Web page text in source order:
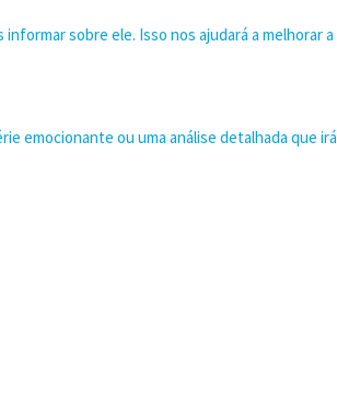
sobre ele. Isso nos ajudará a melhorar a
emocionante ou uma análise detalhada que irá